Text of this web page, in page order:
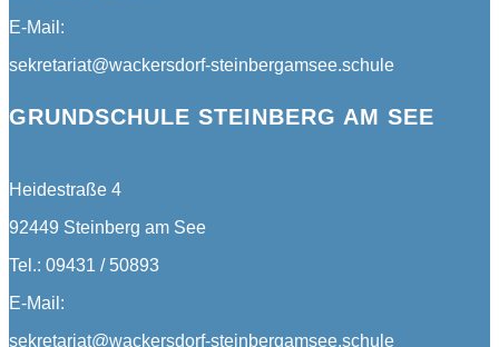
E-Mail:
sekretariat@wackersdorf-steinbergamsee.schule
GRUNDSCHULE STEINBERG AM SEE
Heidestraße 4
92449 Steinberg am See
Tel.: 09431 / 50893
E-Mail:
sekretariat@wackersdorf-steinbergamsee.schule